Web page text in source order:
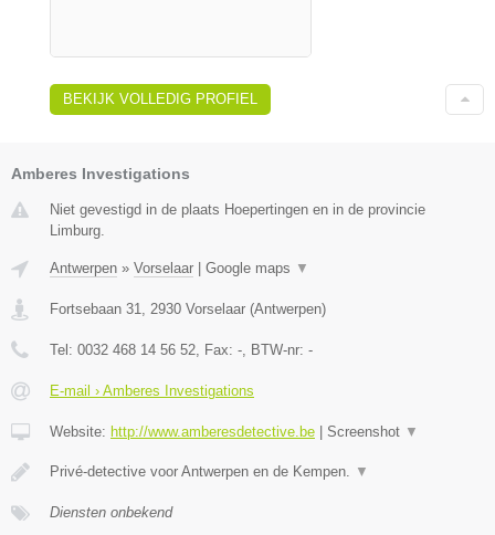
BEKIJK VOLLEDIG PROFIEL
Amberes Investigations
Niet gevestigd in de plaats Hoepertingen en in de provincie
Limburg.
Antwerpen » Vorselaar Google maps ▼
Fortsebaan 31 2930 Vorselaar (Antwerpen)
Tel: 0032 468 14 56 52 , Fax: - , BTW-nr: -
E-mail › Amberes Investigations
Website: http://www.amberesdetective.be Screenshot ▼
Privé-detective voor Antwerpen en de Kempen. ▼
Diensten onbekend